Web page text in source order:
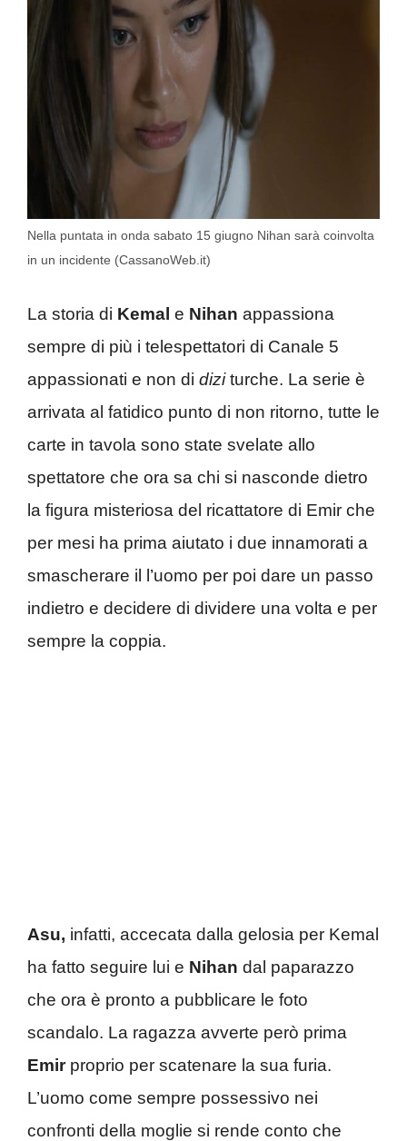
Nella puntata in onda sabato 15 giugno Nihan sarà coinvolta
in un incidente (CassanoWeb.it)
La storia di Kemal e Nihan appassiona
sempre di più i telespettatori di Canale 5
appassionati e non di diziturche. La serie è
arrivata al fatidico punto di non ritorno, tutte le
carte in tavola sono state svelate allo
spettatore che ora sa chi si nasconde dietro
la figura misteriosa del ricattatore di Emir che
per mesi ha prima aiutato i due innamorati a
smascherare il l’uomo per poi dare un passo
indietro e decidere di dividere una volta e per
sempre la coppia.
Asu, infatti, accecata dalla gelosia per Kemal
ha fatto seguire lui e Nihan dal paparazzo
che ora è pronto a pubblicare le foto
scandalo. La ragazza avverte però prima
Emirproprio per scatenare la sua furia.
L’uomo come sempre possessivo nei
confronti della moglie si rende conto che